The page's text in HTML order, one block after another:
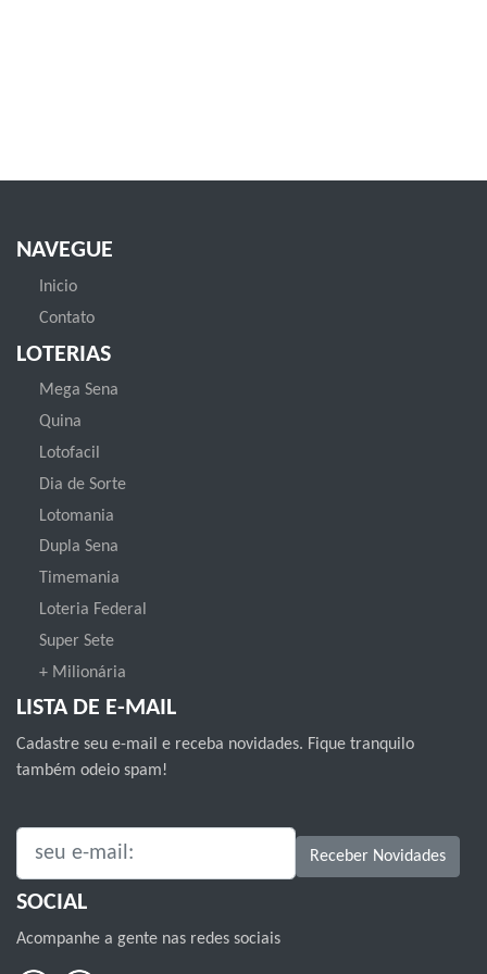
NAVEGUE
Inicio
Contato
LOTERIAS
Mega Sena
Quina
Lotofacil
Dia de Sorte
Lotomania
Dupla Sena
Timemania
Loteria Federal
Super Sete
+ Milionária
LISTA DE E-MAIL
Cadastre seu e-mail e receba novidades. Fique tranquilo
também odeio spam!
SEU E-MAIL: Receber Novidades
SOCIAL
Acompanhe a gente nas redes sociais